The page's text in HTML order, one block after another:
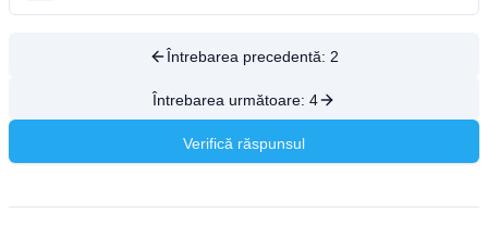
Întrebarea precedentă: 2
Întrebarea următoare: 4
Verifică răspunsul